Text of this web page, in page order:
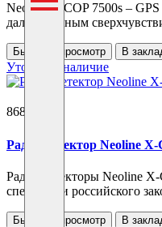
Neoline X-COP 7500s –
дальнобойным
Быстрый просмотр В
Уточнить наличие
8680 ₽
Радар-детектор Neoline X-
Радар-детекторы Neoline
специфики российского
Быстрый просмотр В